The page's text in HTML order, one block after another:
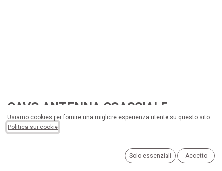
CAVO ANTENNA COASSIALE
CONTAKT 75 OHM IN CLASSE A+ DA
6,8 MM ROLL BOX 100MT
Usiamo cookies per fornire una migliore esperienza utente su questo sito.
Politica sui cookie
Solo essenziali Accetto